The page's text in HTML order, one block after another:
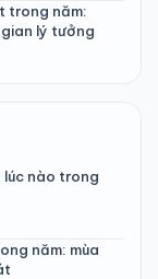
trong năm:
lý tưởng
lúc nào trong
năm: mùa